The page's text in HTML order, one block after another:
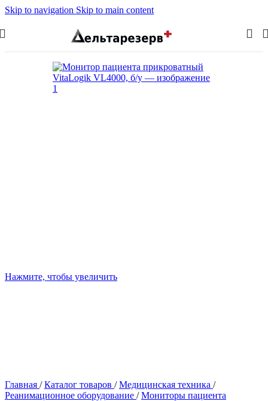
Skip to navigation Skip to main content
Нажмите, чтобы увеличить
Главная / Каталог товаров / Медицинская техника /
Реанимационное оборудование / Мониторы пациента